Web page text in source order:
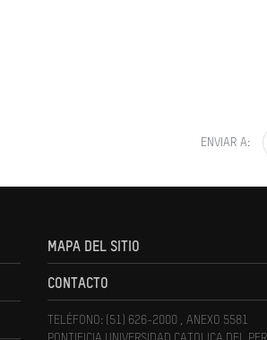
ENVIAR A:
MAPA DEL SITIO
CONTACTO
TELÉFONO: (51) 626-2000 , ANEXO 5581